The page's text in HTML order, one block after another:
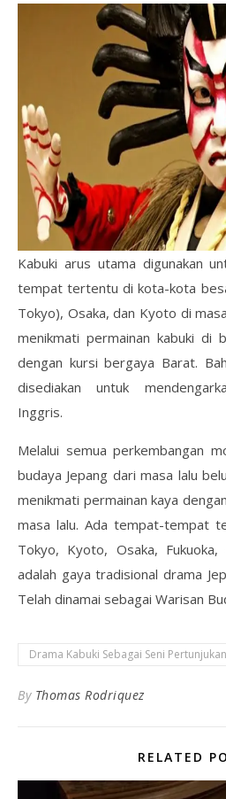
Kabuki arus utama digunakan
tempat tertentu di kota-kota
Tokyo), Osaka, dan Kyoto di
menikmati permainan kabuki di
dengan kursi bergaya Barat.
disediakan untuk
Inggris.
Melalui semua perkembangan
budaya Jepang dari masa lalu
menikmati permainan kaya
masa lalu. Ada tempat-tempat
Tokyo, Kyoto, Osaka,
adalah gaya tradisional drama
Telah dinamai sebagai Warisan
Drama Kabuki Sebagai Seni
By Thomas Rodriquez
RELATED